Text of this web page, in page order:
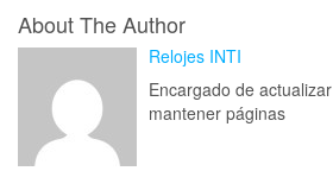
About The Author
Relojes INTI
Encargado de
mantener páginas